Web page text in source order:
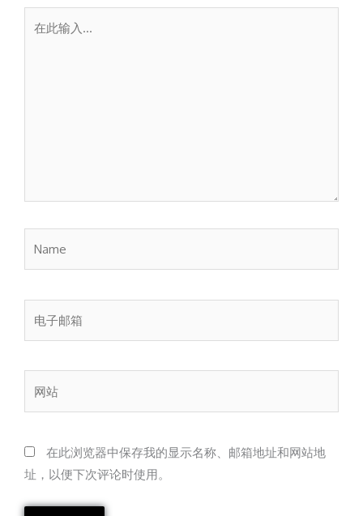
箱
站
在此浏览器中保存我的显示名称、邮箱地址和网站地
址，以便下次评论时使用。